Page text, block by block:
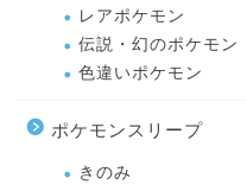
レアポケモン
伝説・幻のポケモン
色違いポケモン
ポケモンスリープ
きのみ